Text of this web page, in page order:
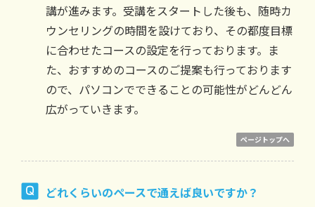
講が進みます。受講をスタートした後も、随時カ
ウンセリングの時間を設けており、その都度目標
に合わせたコースの設定を行っております。ま
た、おすすめのコースのご提案も行っております
ので、パソコンでできることの可能性がどんどん
広がっていきます。
ページトップへ
どれくらいのペースで通えば良いですか？